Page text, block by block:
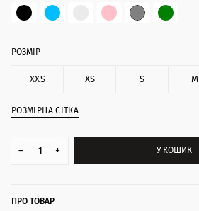
РОЗМІР
XXS XS S M
РОЗМІРНА СІТКА
– + У КОШИК
ПРО ТОВАР